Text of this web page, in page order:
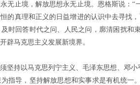
无止境，解放思想永无止境。恩格斯说：
的真理和正义的日益增进的认识中去寻找
时回答时代之问、人民之问，廓清困扰和
辟马克思主义发展新境界。
坚持以马克思列宁主义、毛泽东思想、邓
指导，坚持解放思想和实事求是有机统一